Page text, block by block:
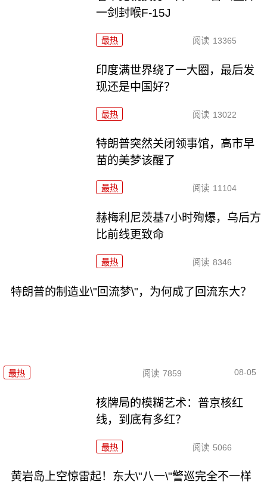
一剑封喉F-15J
最热 阅读 13365
印度满世界绕了一大圈，最后发
现还是中国好？
最热 阅读 13022
特朗普突然关闭领事馆，高市早
苗的美梦该醒了
最热 阅读 11104
赫梅利尼茨基7小时殉爆，乌后方
比前线更致命
最热 阅读 8346
特朗普的制造业\"回流梦\"，为何成了回流东大？
最热 阅读 7859 08-05
核牌局的模糊艺术：普京核红
线，到底有多红？
最热 阅读 5066
黄岩岛上空惊雷起！东大\"八一\"警巡完全不一样